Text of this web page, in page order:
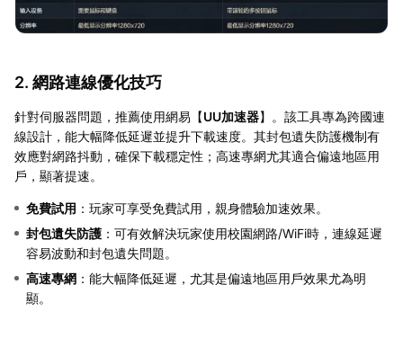
2. 網路連線優化技巧
針對伺服器問題，推薦使用網易【UU加速器】。該工具專為跨國連
線設計，能大幅降低延遲並提升下載速度。其封包遺失防護機制有
效應對網路抖動，確保下載穩定性；高速專網尤其適合偏遠地區用
戶，顯著提速。
免費試用 ：玩家可享受免費試用，親身體驗加速效果。
封包遺失防護 ：可有效解決玩家使用校園網路/WiFi時，連線延遲
容易波動和封包遺失問題。
高速專網 ：能大幅降低延遲，尤其是偏遠地區用戶效果尤為明
顯。